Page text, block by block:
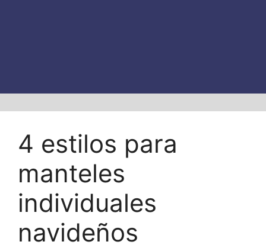
4 estilos para
manteles
individuales
navideños